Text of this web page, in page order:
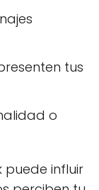
tus
o
puede influir